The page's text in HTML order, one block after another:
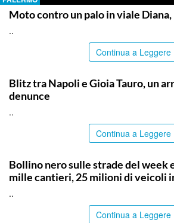
Moto contro un palo in viale
..
Continua a Leggere
Blitz tra Napoli e Gioia Tauro, un
denunce
..
Continua a Leggere
Bollino nero sulle strade del week
mille cantieri, 25 milioni di veicoli
..
Continua a Leggere